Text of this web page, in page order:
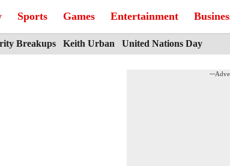
Sports Games Entertainment
Breakups Keith Urban United Nations Day
---